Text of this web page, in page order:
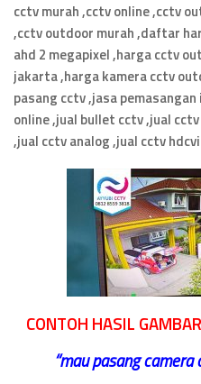
cctv murah ,cctv online ,cctv
,cctv outdoor murah ,daftar
ahd 2 megapixel ,harga cctv
jakarta ,harga kamera cctv
pasang cctv ,jasa
online ,jual bullet cctv ,jual
,jual cctv analog ,jual cctv
CONTOH HASIL
‘‘mau pasang camera